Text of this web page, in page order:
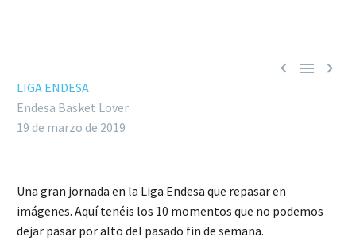
  
LIGA ENDESA
Endesa Basket Lover
19 de marzo de 2019
Una gran jornada en la Liga Endesa que repasar en
imágenes. Aquí tenéis los 10 momentos que no podemos
dejar pasar por alto del pasado fin de semana.